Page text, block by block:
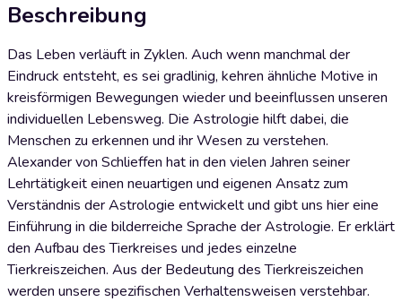
Beschreibung
Das Leben verläuft in Zyklen. Auch wenn manchmal der
Eindruck entsteht, es sei gradlinig, kehren ähnliche Motive in
kreisförmigen Bewegungen wieder und beeinflussen unseren
individuellen Lebensweg. Die Astrologie hilft dabei, die
Menschen zu erkennen und ihr Wesen zu verstehen.
Alexander von Schlieffen hat in den vielen Jahren seiner
Lehrtätigkeit einen neuartigen und eigenen Ansatz zum
Verständnis der Astrologie entwickelt und gibt uns hier eine
Einführung in die bilderreiche Sprache der Astrologie. Er erklärt
den Aufbau des Tierkreises und jedes einzelne
Tierkreiszeichen. Aus der Bedeutung des Tierkreiszeichen
werden unsere spezifischen Verhaltensweisen verstehbar.